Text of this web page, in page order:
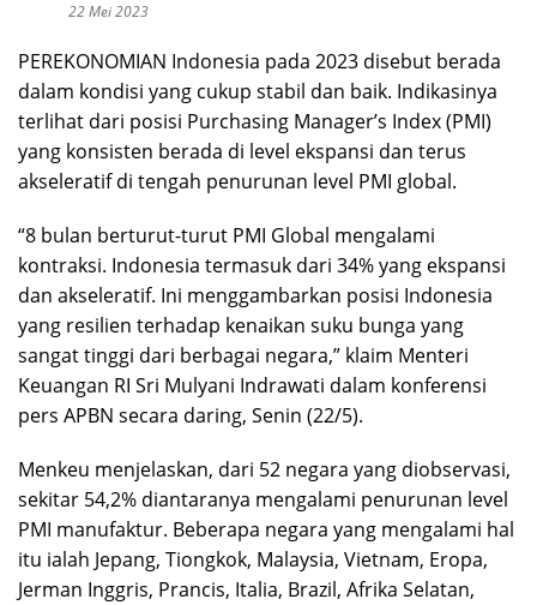
22 Mei 2023
PEREKONOMIAN Indonesia pada 2023 disebut berada
dalam kondisi yang cukup stabil dan baik. Indikasinya
terlihat dari posisi Purchasing Manager’s Index (PMI)
yang konsisten berada di level ekspansi dan terus
akseleratif di tengah penurunan level PMI global.
“8 bulan berturut-turut PMI Global mengalami
kontraksi. Indonesia termasuk dari 34% yang ekspansi
dan akseleratif. Ini menggambarkan posisi Indonesia
yang resilien terhadap kenaikan suku bunga yang
sangat tinggi dari berbagai negara,” klaim Menteri
Keuangan RI Sri Mulyani Indrawati dalam konferensi
pers APBN secara daring, Senin (22/5).
Menkeu menjelaskan, dari 52 negara yang diobservasi,
sekitar 54,2% diantaranya mengalami penurunan level
PMI manufaktur. Beberapa negara yang mengalami hal
itu ialah Jepang, Tiongkok, Malaysia, Vietnam, Eropa,
Jerman Inggris, Prancis, Italia, Brazil, Afrika Selatan,